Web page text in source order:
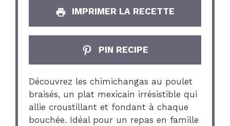
IMPRIMER LA RECETTE
PIN RECIPE
Découvrez les chimichangas au poulet
braisés, un plat mexicain irrésistible qui
allie croustillant et fondant à chaque
bouchée. Idéal pour un repas en famille